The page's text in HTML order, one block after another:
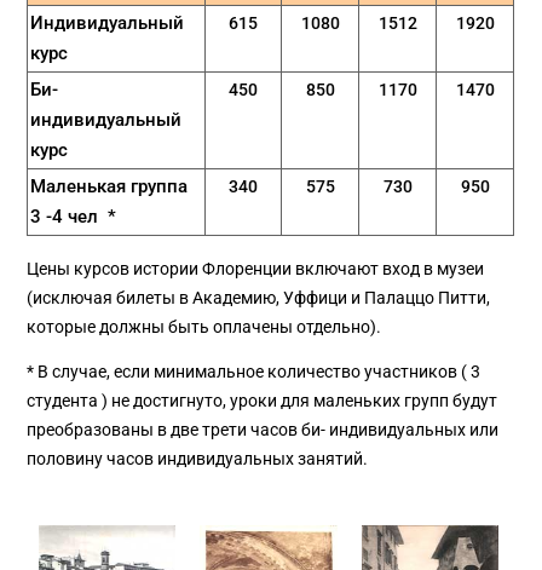
Индивидуальный
курс
615 1080 1512 1920
Би-
индивидуальный
курс
450 850 1170 1470
Маленькая группа
3 -4 чел *
340 575 730 950
Цены курсов истории Флоренции включают вход в музеи
(исключая билеты в Академию, Уффици и Палаццо Питти,
которые должны быть оплачены отдельно).
* В случае, если минимальное количество участников ( 3
студента ) не достигнуто, уроки для маленьких групп будут
преобразованы в две трети часов би- индивидуальных или
половину часов индивидуальных занятий.